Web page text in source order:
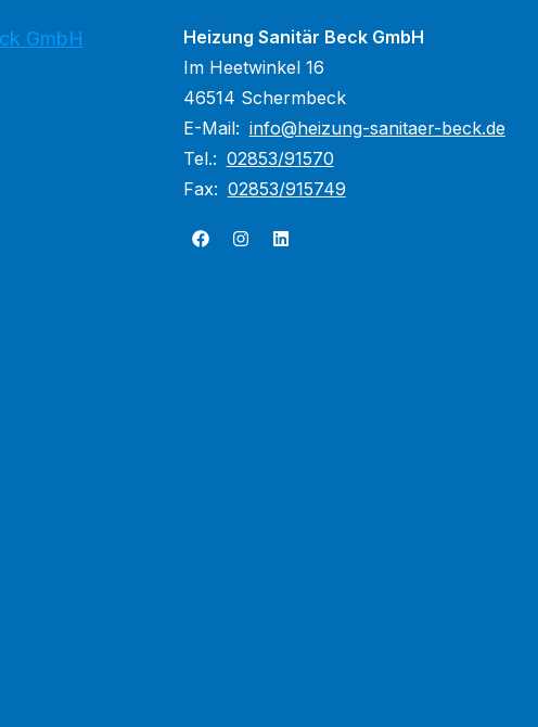
GmbH
Heizung Sanitär Beck GmbH
Im Heetwinkel 16
46514 Schermbeck
E-Mail: info@heizung-sanitaer-beck.de
Tel.: 02853/91570
Fax: 02853/915749